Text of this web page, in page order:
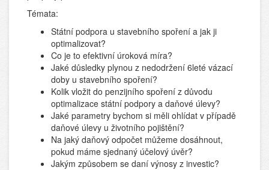
Témata:
Státní podpora u stavebního spoření a jak ji
optimalizovat?
Co je to efektivní úroková míra?
Jaké důsledky plynou z nedodržení 6leté vázací
doby u stavebního spoření?
Kolik vložit do penzijního spoření z důvodu
optimalizace státní podpory a daňové úlevy?
Jaké parametry bychom si měli ohlídat v případě
daňové úlevy u životního pojištění?
Na jaký daňový odpočet můžeme dosáhnout,
pokud máme sjednaný účelový úvěr?
Jakým způsobem se daní výnosy z investic?